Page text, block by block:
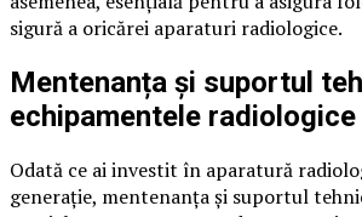
sigură a oricărei aparaturi radiologice.
Mentenanța și suportul
echipamentele radiologice
Odată ce ai investit în aparatură
generație, mentenanța și suportul